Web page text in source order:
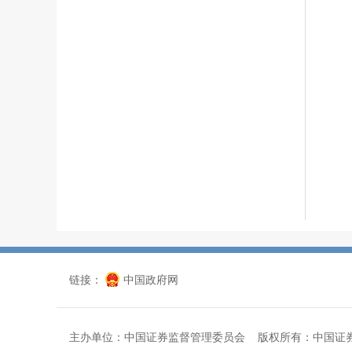
链接： 中国政府网
主办单位：中国证券监督管理委员会 版权所有：中国证